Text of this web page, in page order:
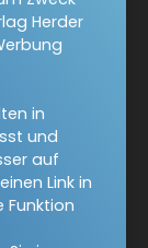
Herder
in
und
auf
Link in
Funktion